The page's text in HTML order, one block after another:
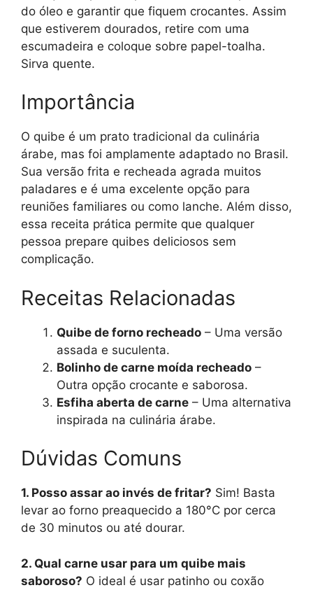
do óleo e garantir que fiquem crocantes. Assim
que estiverem dourados, retire com uma
escumadeira e coloque sobre papel-toalha.
Sirva quente.
Importância
O quibe é um prato tradicional da culinária
árabe, mas foi amplamente adaptado no Brasil.
Sua versão frita e recheada agrada muitos
paladares e é uma excelente opção para
reuniões familiares ou como lanche. Além disso,
essa receita prática permite que qualquer
pessoa prepare quibes deliciosos sem
complicação.
Receitas Relacionadas
Quibe de forno recheado – Uma versão
assada e suculenta.
Bolinho de carne moída recheado –
Outra opção crocante e saborosa.
Esfiha aberta de carne – Uma alternativa
inspirada na culinária árabe.
Dúvidas Comuns
1. Posso assar ao invés de fritar? Sim! Basta
levar ao forno preaquecido a 180°C por cerca
de 30 minutos ou até dourar.
2. Qual carne usar para um quibe mais
saboroso? O ideal é usar patinho ou coxão